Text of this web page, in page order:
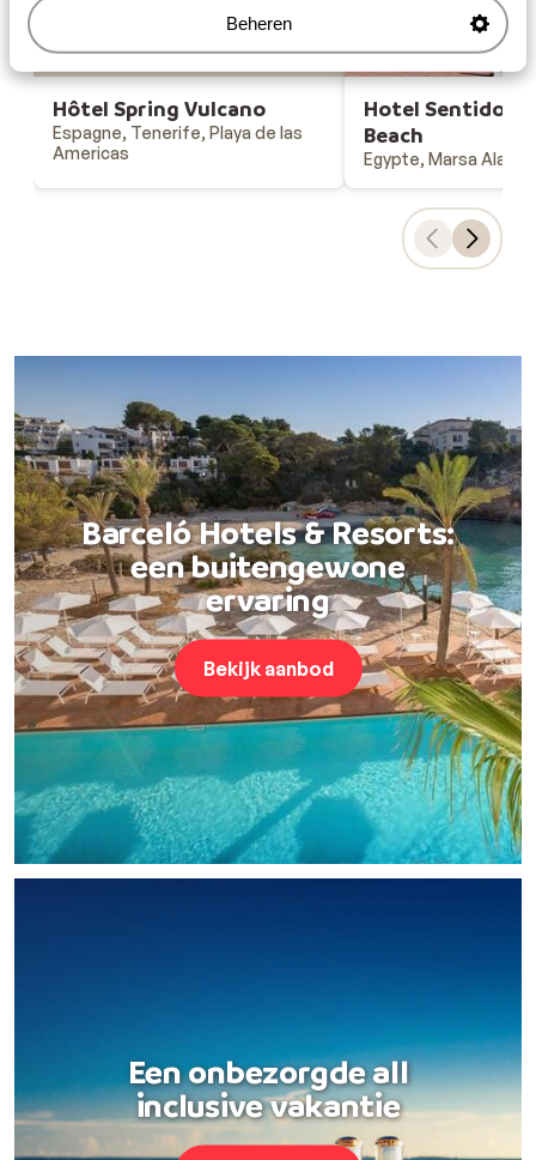
Beheren
Hôtel Spring Vulcano
Hôtel Spring Vulcano
Espagne, Tenerife, Playa de las
Americas
Hotel Sentido
Beach
Egypte, Marsa Alam,
Barceló Hotels & Resorts:
een buitengewone
ervaring
Bekijk aanbod
Een onbezorgde all
inclusive vakantie